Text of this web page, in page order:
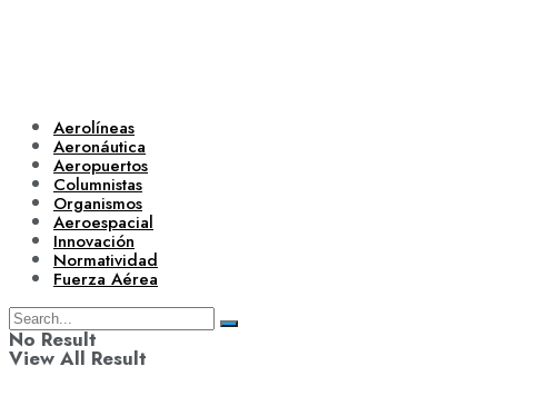
Aerolíneas
Aeronáutica
Aeropuertos
Columnistas
Organismos
Aeroespacial
Innovación
Normatividad
Fuerza Aérea
No Result
View All Result